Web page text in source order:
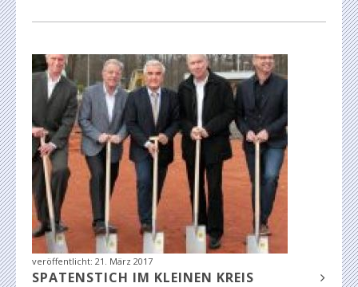
veröffentlicht: 21. März 2017
SPATENSTICH IM KLEINEN KREIS